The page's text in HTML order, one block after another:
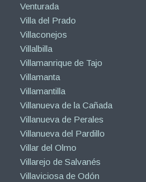
Venturada
Villa del Prado
Villaconejos
Villalbilla
Villamanrique de Tajo
Villamanta
Villamantilla
Villanueva de la Cañada
Villanueva de Perales
Villanueva del Pardillo
Villar del Olmo
Villarejo de Salvanés
Villaviciosa de Odón